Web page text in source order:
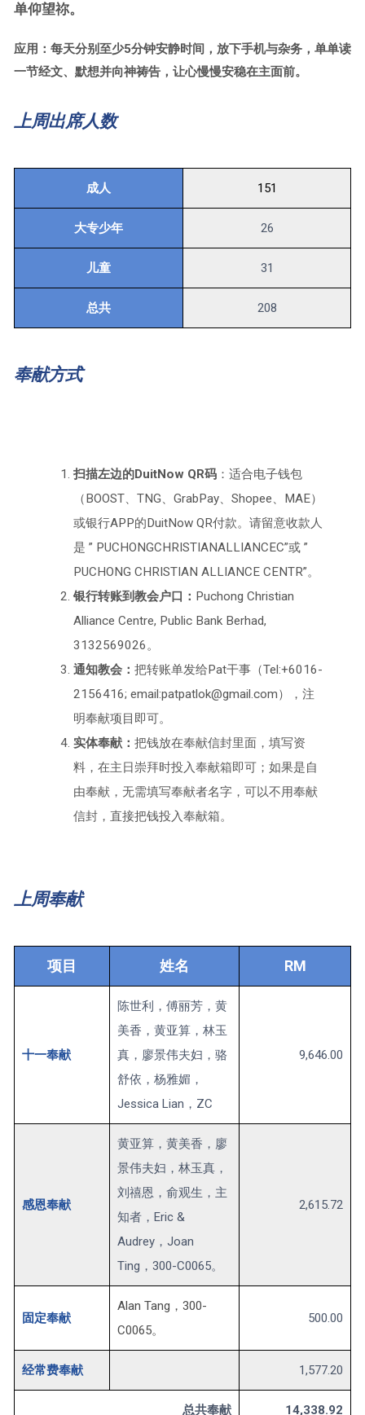
单仰望祢。
应用：每天分别至少5分钟安静时间，放下手机与杂务，单单读
一节经文、默想并向神祷告，让心慢慢安稳在主面前。
上周出席人数
成人 151
大专少年 26
儿童 31
总共 208
奉献方式
扫描左边的DuitNow QR码：适合电子钱包
（BOOST、TNG、GrabPay、Shopee、MAE）
或银行APP的DuitNow QR付款。请留意收款人
是 ” PUCHONGCHRISTIANALLIANCEC”或 ”
PUCHONG CHRISTIAN ALLIANCE CENTR”。
银行转账到教会户口： Puchong Christian
Alliance Centre, Public Bank Berhad,
3132569026。
通知教会： 把转账单发给Pat干事（Tel:+6016-
2156416; email:patpatlok@gmail.com），注
明奉献项目即可。
实体奉献： 把钱放在奉献信封里面，填写资
料，在主日崇拜时投入奉献箱即可；如果是自
由奉献，无需填写奉献者名字，可以不用奉献
信封，直接把钱投入奉献箱。
上周奉献
项目 姓名 RM
十一奉献
陈世利，傅丽芳，黄
美香，黄亚算，林玉
真，廖景伟夫妇，骆
舒依，杨雅媚，
Jessica Lian，ZC
9,646.00
感恩奉献
黄亚算，黄美香，廖
景伟夫妇，林玉真，
刘禧恩，俞观生，主
知者，Eric &
Audrey，Joan
Ting，300-C0065。
2,615.72
固定奉献
Alan Tang，300-
C0065。
500.00
经常费奉献 1,577.20
总共奉献 14,338.92